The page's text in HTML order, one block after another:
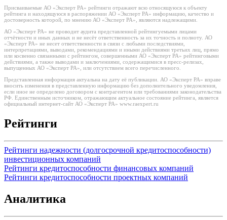
Присваиваемые АО «Эксперт РА» рейтинги отражают всю относящуюся к объекту
рейтинга и находящуюся в распоряжении АО «Эксперт РА» информацию, качество и
достоверность которой, по мнению АО «Эксперт РА», являются надлежащими.
АО «Эксперт РА» не проводит аудита представленной рейтингуемыми лицами
отчётности и иных данных и не несёт ответственность за их точность и полноту. АО
«Эксперт РА» не несет ответственности в связи с любыми последствиями,
интерпретациями, выводами, рекомендациями и иными действиями третьих лиц, прямо
или косвенно связанными с рейтингом, совершенными АО «Эксперт РА» рейтинговыми
действиями, а также выводами и заключениями, содержащимися в пресс-релизах,
выпущенных АО «Эксперт РА», или отсутствием всего перечисленного.
Представленная информация актуальна на дату её публикации. АО «Эксперт РА» вправе
вносить изменения в представленную информацию без дополнительного уведомления,
если иное не определено договором с контрагентом или требованиями законодательства
РФ. Единственным источником, отражающим актуальное состояние рейтинга, является
официальный интернет-сайт АО «Эксперт РА» www.raexpert.ru
Рейтинги
Рейтинги надежности (долгосрочной кредитоспособности)
инвестиционных компаний
Рейтинги кредитоспособности финансовых компаний
Рейтинги кредитоспособности проектных компаний
Аналитика